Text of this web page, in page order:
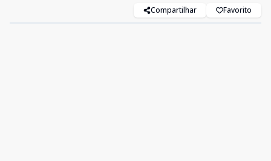
Compartilhar Favorito